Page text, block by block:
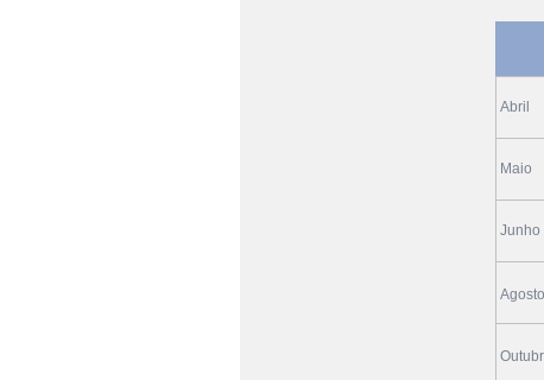
Abril
Maio
Junho
Agosto